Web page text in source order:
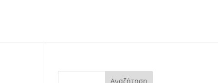
Αναζήτηση